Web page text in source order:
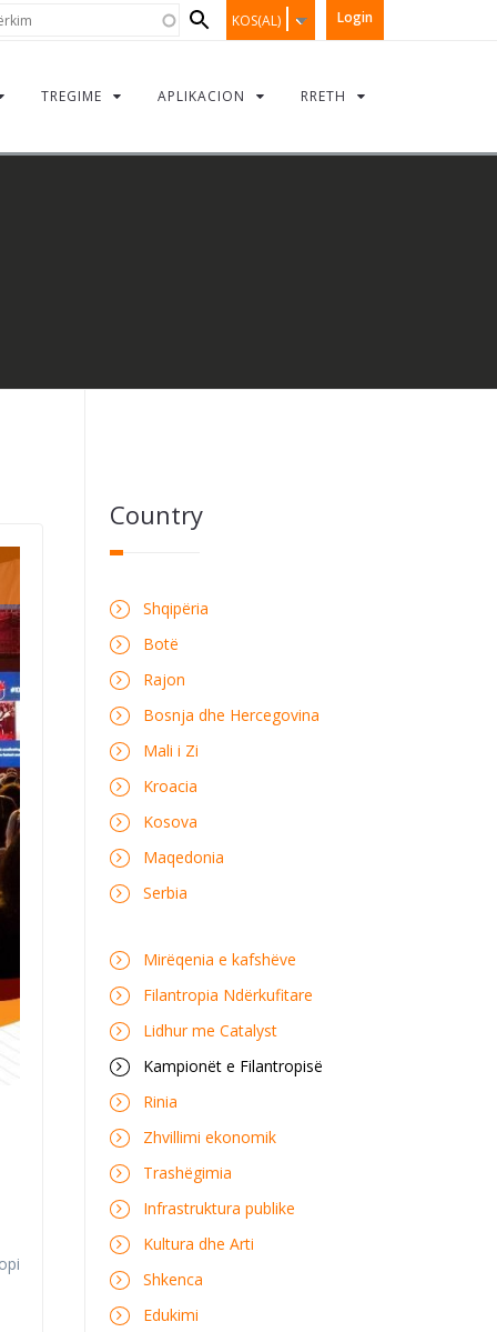
Login
KOS(AL)
TREGIME APLIKACION RRETH
Country
Shqipëria
Botë
Rajon
Bosnja dhe Hercegovina
Mali i Zi
Kroacia
Kosova
Maqedonia
Serbia
Mirëqenia e kafshëve
Filantropia Ndërkufitare
Lidhur me Catalyst
Kampionët e Filantropisë
Rinia
Zhvillimi ekonomik
Trashëgimia
Infrastruktura publike
Kultura dhe Arti
Shkenca
Edukimi